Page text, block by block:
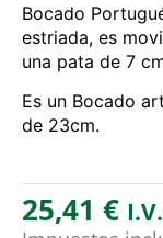
Bocado
estriada, es
una pata de 7
Es un Bocado
de 23cm.
25,41 €